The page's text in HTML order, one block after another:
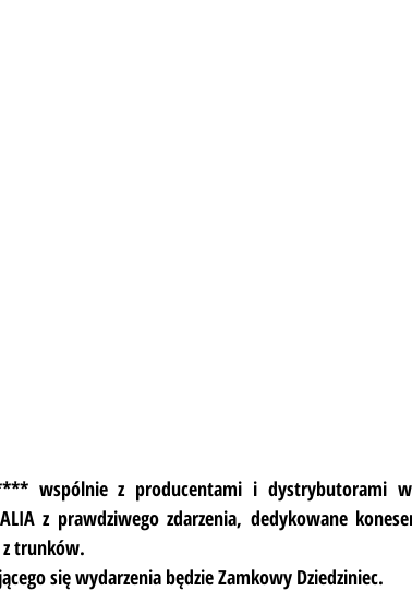
wspólnie z producentami i dystrybutorami
z prawdziwego zdarzenia, dedykowane
z trunków.
się wydarzenia będzie Zamkowy Dziedziniec.